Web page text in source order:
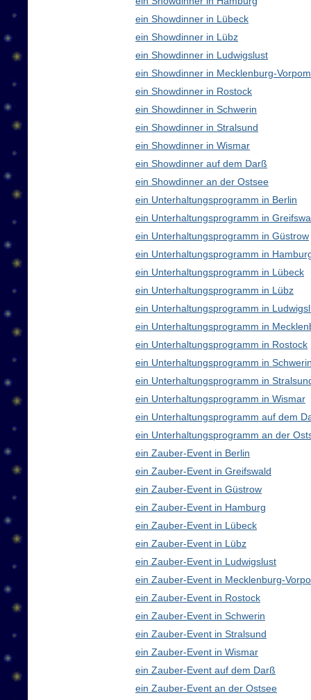
ein Showdinner in Lübeck
ein Showdinner in Lübz
ein Showdinner in Ludwigslust
ein Showdinner in Mecklenburg-
ein Showdinner in Rostock
ein Showdinner in Schwerin
ein Showdinner in Stralsund
ein Showdinner in Wismar
ein Showdinner auf dem Darß
ein Showdinner an der Ostsee
ein Unterhaltungsprogramm in Berlin
ein Unterhaltungsprogramm in
ein Unterhaltungsprogramm in Güstrow
ein Unterhaltungsprogramm in
ein Unterhaltungsprogramm in Lübeck
ein Unterhaltungsprogramm in Lübz
ein Unterhaltungsprogramm in
ein Unterhaltungsprogramm in
ein Unterhaltungsprogramm in Rostock
ein Unterhaltungsprogramm in
ein Unterhaltungsprogramm in
ein Unterhaltungsprogramm in Wismar
ein Unterhaltungsprogramm auf dem
ein Unterhaltungsprogramm an der
ein Zauber-Event in Berlin
ein Zauber-Event in Greifswald
ein Zauber-Event in Güstrow
ein Zauber-Event in Hamburg
ein Zauber-Event in Lübeck
ein Zauber-Event in Lübz
ein Zauber-Event in Ludwigslust
ein Zauber-Event in Mecklenburg-
ein Zauber-Event in Rostock
ein Zauber-Event in Schwerin
ein Zauber-Event in Stralsund
ein Zauber-Event in Wismar
ein Zauber-Event auf dem Darß
ein Zauber-Event an der Ostsee